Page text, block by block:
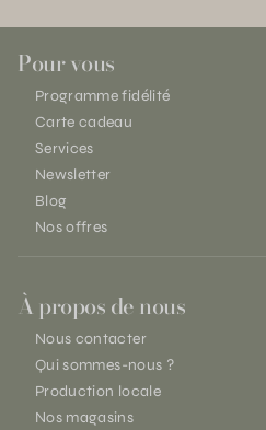
Pour vous
Programme fidélité
Carte cadeau
Services
Newsletter
Blog
Nos offres
À propos de nous
Nous contacter
Qui sommes-nous ?
Production locale
Nos magasins